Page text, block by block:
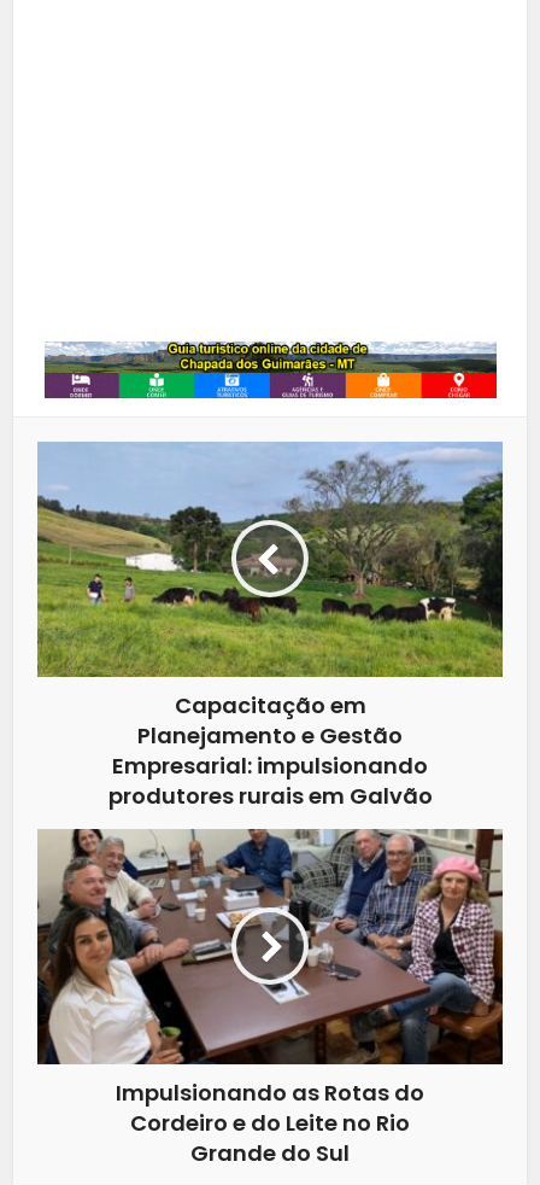
Capacitação em
Planejamento e Gestão
Empresarial: impulsionando
produtores rurais em Galvão
Impulsionando as Rotas do
Cordeiro e do Leite no Rio
Grande do Sul